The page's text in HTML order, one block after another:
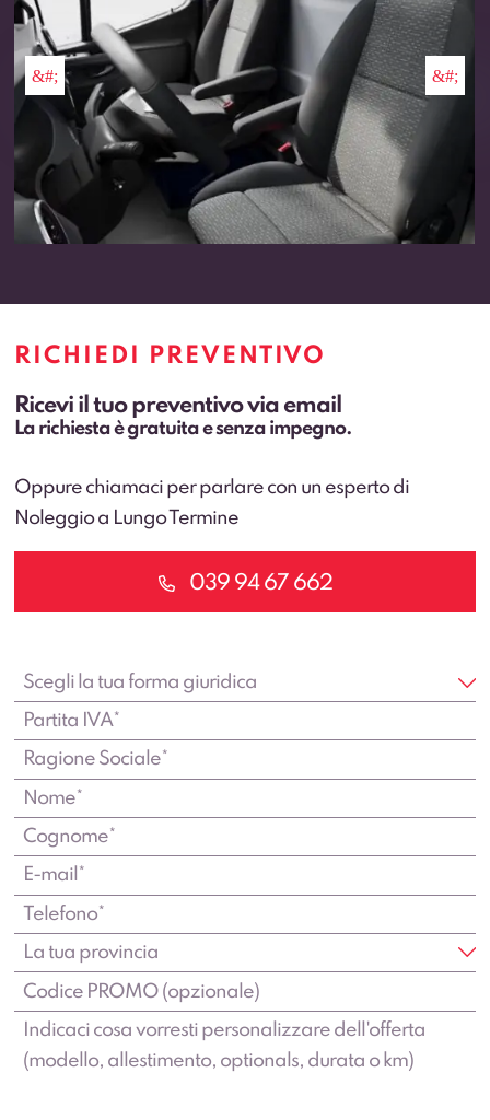
RICHIEDI PREVENTIVO
Ricevi il tuo preventivo via email
La richiesta è gratuita e senza impegno.
Oppure chiamaci per parlare con un esperto di
Noleggio a Lungo Termine
039 94 67 662